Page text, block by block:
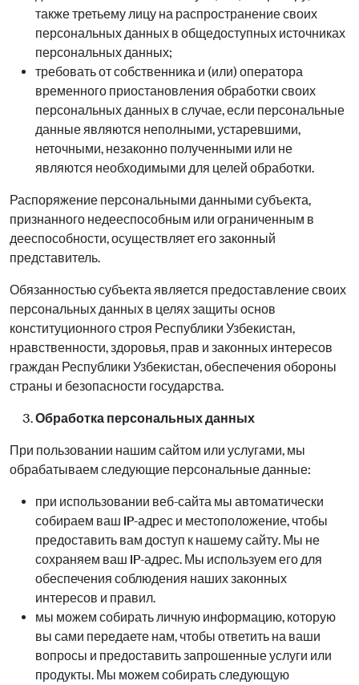
также третьему лицу на распространение своих
персональных данных в общедоступных источниках
персональных данных;
требовать от собственника и (или) оператора
временного приостановления обработки своих
персональных данных в случае, если персональные
данные являются неполными, устаревшими,
неточными, незаконно полученными или не
являются необходимыми для целей обработки.
Распоряжение персональными данными субъекта,
признанного недееспособным или ограниченным в
дееспособности, осуществляет его законный
представитель.
Обязанностью субъекта является предоставление своих
персональных данных в целях защиты основ
конституционного строя Республики Узбекистан,
нравственности, здоровья, прав и законных интересов
граждан Республики Узбекистан, обеспечения обороны
страны и безопасности государства.
Обработка персональных данных
При пользовании нашим сайтом или услугами, мы
обрабатываем следующие персональные данные:
при использовании веб-сайта мы автоматически
собираем ваш IP-адрес и местоположение, чтобы
предоставить вам доступ к нашему сайту. Мы не
сохраняем ваш IP-адрес. Мы используем его для
обеспечения соблюдения наших законных
интересов и правил.
мы можем собирать личную информацию, которую
вы сами передаете нам, чтобы ответить на ваши
вопросы и предоставить запрошенные услуги или
продукты. Мы можем собирать следующую